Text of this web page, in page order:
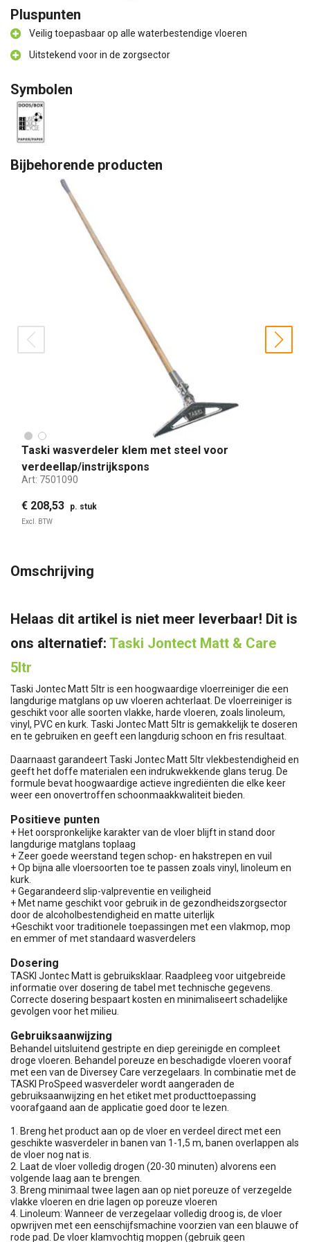
Pluspunten
Veilig toepasbaar op alle waterbestendige vloeren
Uitstekend voor in de zorgsector
Symbolen
Bijbehorende producten
Taski wasverdeler klem met steel voor
verdeellap/instrijkspons
Art: 7501090
€ 208,53 p. stuk
Excl. BTW
prev next
Omschrijving
Helaas dit artikel is niet meer leverbaar! Dit is
ons alternatief: Taski Jontect Matt & Care
5ltr
Taski Jontec Matt 5ltr is een hoogwaardige vloerreiniger die een
langdurige matglans op uw vloeren achterlaat. De vloerreiniger is
geschikt voor alle soorten vlakke, harde vloeren, zoals linoleum,
vinyl, PVC en kurk. Taski Jontec Matt 5ltr is gemakkelijk te doseren
en te gebruiken en geeft een langdurig schoon en fris resultaat.
Daarnaast garandeert Taski Jontec Matt 5ltr vlekbestendigheid en
geeft het doffe materialen een indrukwekkende glans terug. De
formule bevat hoogwaardige actieve ingrediënten die elke keer
weer een onovertroffen schoonmaakkwaliteit bieden.
Positieve punten
+ Het oorspronkelijke karakter van de vloer blijft in stand door
langdurige matglans toplaag
+ Zeer goede weerstand tegen schop- en hakstrepen en vuil
+ Op bijna alle vloersoorten toe te passen zoals vinyl, linoleum en
kurk.
+ Gegarandeerd slip-valpreventie en veiligheid
+ Met name geschikt voor gebruik in de gezondheidszorgsector
door de alcoholbestendigheid en matte uiterlijk
+Geschikt voor traditionele toepassingen met een vlakmop, mop
en emmer of met standaard wasverdelers
Dosering
TASKI Jontec Matt is gebruiksklaar. Raadpleeg voor uitgebreide
informatie over dosering de tabel met technische gegevens.
Correcte dosering bespaart kosten en minimaliseert schadelijke
gevolgen voor het milieu.
Gebruiksaanwijzing
Behandel uitsluitend gestripte en diep gereinigde en compleet
droge vloeren. Behandel poreuze en beschadigde vloeren vooraf
met een van de Diversey Care verzegelaars. In combinatie met de
TASKI ProSpeed wasverdeler wordt aangeraden de
gebruiksaanwijzing en het etiket met producttoepassing
voorafgaand aan de applicatie goed door te lezen.
1. Breng het product aan op de vloer en verdeel direct met een
geschikte wasverdeler in banen van 1-1,5 m, banen overlappen als
de vloer nog nat is.
2. Laat de vloer volledig drogen (20-30 minuten) alvorens een
volgende laag aan te brengen.
3. Breng minimaal twee lagen aan op niet poreuze of verzegelde
vlakke vloeren en drie lagen op poreuze vloeren
4. Linoleum: Wanneer de verzegelaar volledig droog is, de vloer
opwrijven met een eenschijfsmachine voorzien van een blauwe of
rode pad. De vloer klamvochtig moppen (gebruik geen